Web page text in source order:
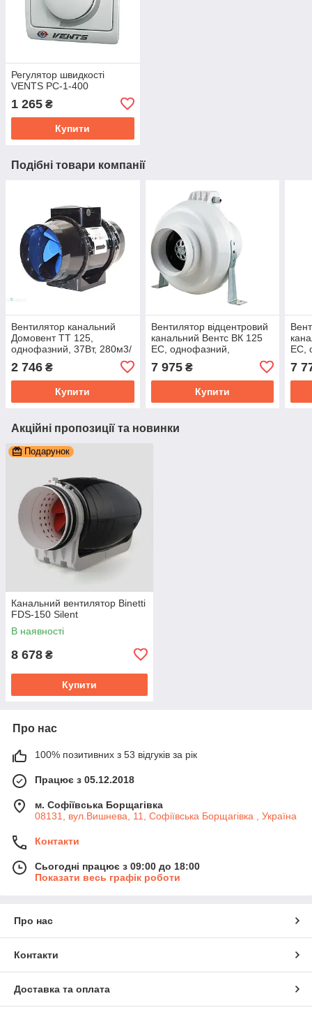
Регулятор швидкості
VENTS РС-1-400
1 265 ₴
Купити
Подібні товари компанії
Вентилятор канальний
Домовент ТТ 125,
однофазний, 37Вт, 280м3/
2 746 ₴
Купити
Вентилятор відцентровий
канальний Вентс ВК 125
EC, однофазний,
420м3/год
7 975₴
Купити
EC,
м3/
7
Акційні пропозиції та новинки
Подарунок
Канальний вентилятор Binetti
FDS-150 Silent
В наявності
8 678 ₴
Купити
Про нас
100% позитивних з 53 відгуків за рік
Працює з 05.12.2018
м. Софіївська Борщагівка
08131, вул.Вишнева, 11, Софіївська Борщагівка , Україна
Контакти
Сьогодні працює з 09:00 до 18:00
Показати весь графік роботи
Про нас
Контакти
Доставка та оплата